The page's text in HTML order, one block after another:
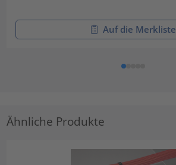
Auf die Merkliste
Ähnliche Produkte